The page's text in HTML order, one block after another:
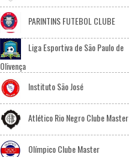
PARINTINS FUTEBOL CLUBE
Liga Esportiva de São Paulo de
Olivença
Instituto São José
Atlético Rio Negro Clube Master
Olímpico Clube Master